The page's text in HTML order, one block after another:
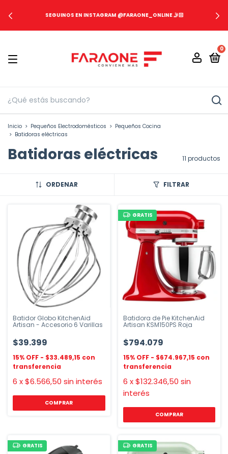
SEGUINOS EN INSTAGRAM @FARAONE_ONLINE 🤳🏻
0
Inicio > Pequeños Electrodomésticos > Pequeños Cocina
> Batidoras eléctricas
Batidoras eléctricas 11 productos
ORDENAR FILTRAR
Batidor Globo KitchenAid
Artisan - Accesorio 6 Varillas
$39.399
$33.489,15
6 x$6.566,50 sin interés
GRATIS
Batidora de Pie KitchenAid
Artisan KSM150PS Roja
$794.079
$674.967,15
6 x$132.346,50 sin
interés
GRATIS GRATIS